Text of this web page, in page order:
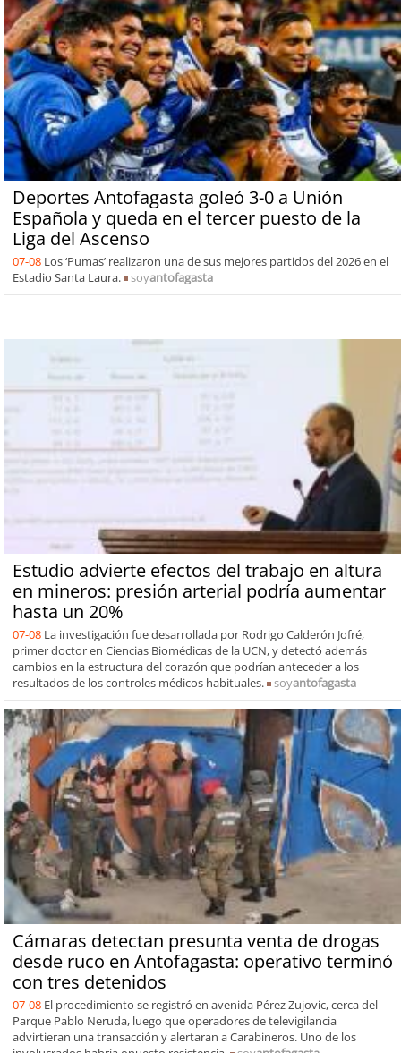
Deportes Antofagasta goleó 3-0 a Unión
Española y queda en el tercer puesto de la
Liga del Ascenso
07-08 Los ‘Pumas’ realizaron una de sus mejores partidos del 2026 en el
Estadio Santa Laura.
soyantofagasta
Estudio advierte efectos del trabajo en altura
en mineros: presión arterial podría aumentar
hasta un 20%
07-08 La investigación fue desarrollada por Rodrigo Calderón Jofré,
primer doctor en Ciencias Biomédicas de la UCN, y detectó además
cambios en la estructura del corazón que podrían anteceder a los
resultados de los controles médicos habituales.
soyantofagasta
Cámaras detectan presunta venta de drogas
desde ruco en Antofagasta: operativo terminó
con tres detenidos
07-08 El procedimiento se registró en avenida Pérez Zujovic, cerca del
Parque Pablo Neruda, luego que operadores de televigilancia
advirtieran una transacción y alertaran a Carabineros. Uno de los